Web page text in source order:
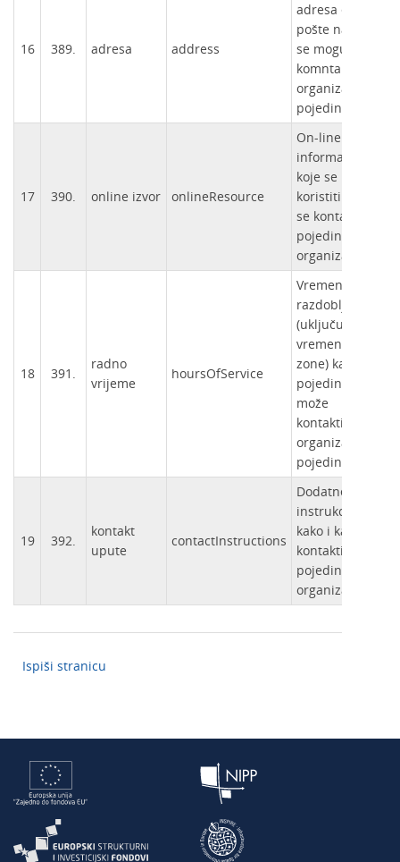
16 389. adresa address
adresa e-
pošte na koju
se mogu
komntaktirati
organizacija ili
pojedinac.
17 390. online izvor onlineResource
On-line
informacije
koje se mogu
koristiti da bi
se kontaktirao
pojedinac ili
organizacija.
18 391.
radno
vrijeme
hoursOfService
Vremensko
razdoblje
(uključujući
vremenske
zone) kada
pojedinac
može
kontaktirati
organizaciju ili
pojedinca.
19 392.
kontakt
upute
contactInstructions
Dodatne
instrukcije
kako i kada
kontaktirati
pojedinca ili
organizaciju.
Ispiši stranicu